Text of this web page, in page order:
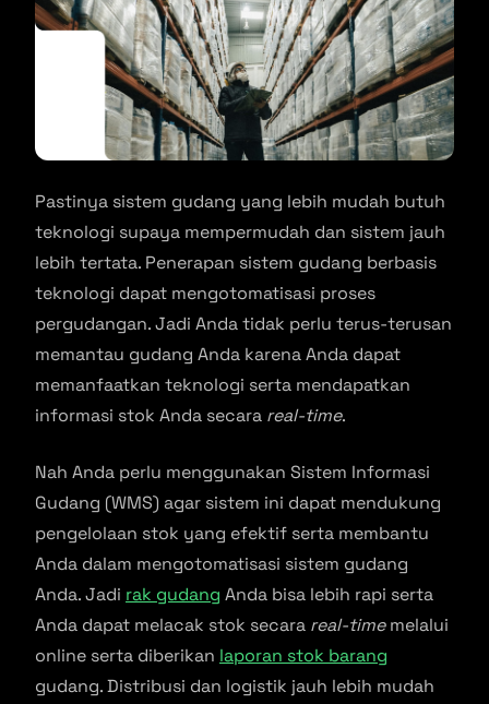
Pastinya sistem gudang yang lebih mudah butuh
teknologi supaya mempermudah dan sistem jauh
lebih tertata. Penerapan sistem gudang berbasis
teknologi dapat mengotomatisasi proses
pergudangan. Jadi Anda tidak perlu terus-terusan
memantau gudang Anda karena Anda dapat
memanfaatkan teknologi serta mendapatkan
informasi stok Anda secara real-time.
Nah Anda perlu menggunakan Sistem Informasi
Gudang (WMS) agar sistem ini dapat mendukung
pengelolaan stok yang efektif serta membantu
Anda dalam mengotomatisasi sistem gudang
Anda. Jadi rak gudang Anda bisa lebih rapi serta
Anda dapat melacak stok secara real-timemelalui
online serta diberikan laporan stok barang
gudang. Distribusi dan logistik jauh lebih mudah